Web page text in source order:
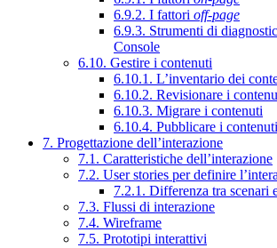
6.9.2. I fattori off-page
6.9.3. Strumenti di
Console
6.10. Gestire i contenuti
6.10.1. L’inventario dei
6.10.2. Revisionare i
6.10.3. Migrare i contenuti
6.10.4. Pubblicare i contenuti
7. Progettazione dell’interazione
7.1. Caratteristiche dell’interazione
7.2. User stories per definire
7.2.1. Differenza tra scenari
7.3. Flussi di interazione
7.4. Wireframe
7.5. Prototipi interattivi